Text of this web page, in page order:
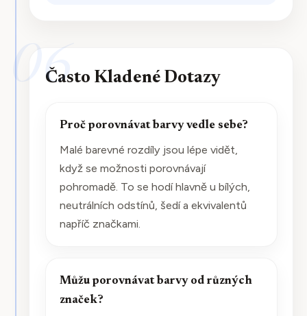
06
Často Kladené Dotazy
Proč porovnávat barvy vedle sebe?
Malé barevné rozdíly jsou lépe vidět,
když se možnosti porovnávají
pohromadě. To se hodí hlavně u bílých,
neutrálních odstínů, šedí a ekvivalentů
napříč značkami.
Můžu porovnávat barvy od různých
značek?